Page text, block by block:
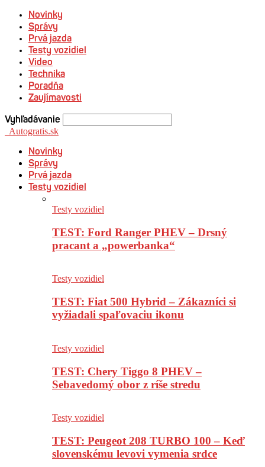
Novinky
Správy
Prvá jazda
Testy vozidiel
Video
Technika
Poradňa
Zaujímavosti
Vyhľadávanie
Autogratis.sk
Novinky
Správy
Prvá jazda
Testy vozidiel
Testy vozidiel
TEST: Ford Ranger PHEV – Drsný
pracant a „powerbanka“
Testy vozidiel
TEST: Fiat 500 Hybrid – Zákazníci si
vyžiadali spaľovaciu ikonu
Testy vozidiel
TEST: Chery Tiggo 8 PHEV –
Sebavedomý obor z ríše stredu
Testy vozidiel
TEST: Peugeot 208 TURBO 100 – Keď
slovenskému levovi vymenia srdce